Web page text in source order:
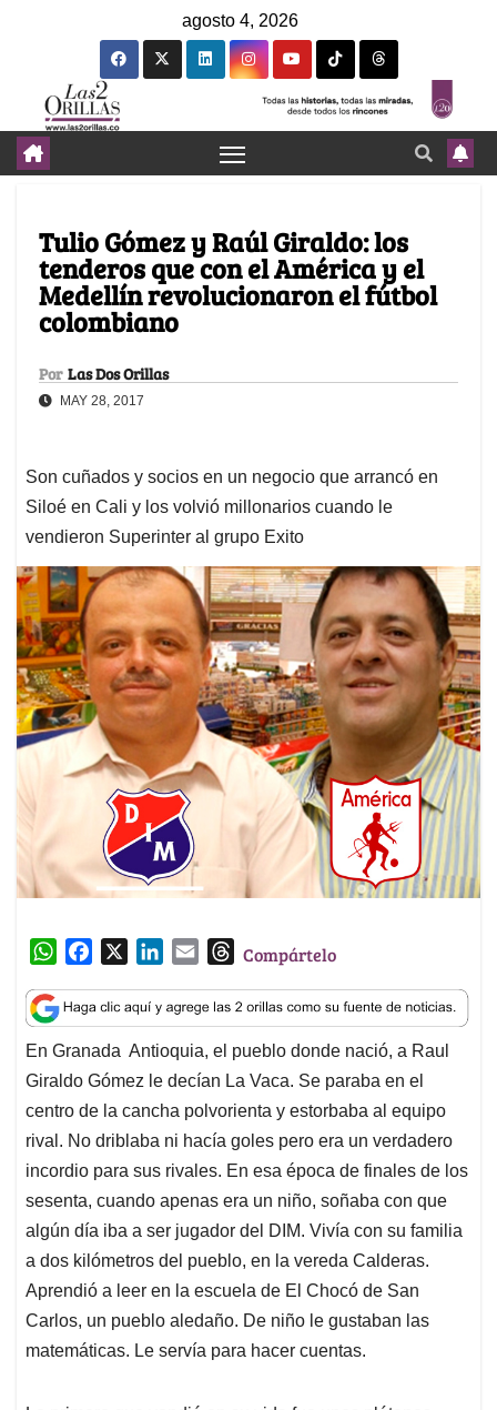
agosto 4, 2026
Tulio Gómez y Raúl Giraldo: los
tenderos que con el América y el
Medellín revolucionaron el fútbol
colombiano
Por Las Dos Orillas
MAY 28, 2017
Son cuñados y socios en un negocio que arrancó en
Siloé en Cali y los volvió millonarios cuando le
vendieron Superinter al grupo Exito
W
a
t
s
A
p
p
c
e
b
o
o
k
n
k
e
d
I
n
a
i
l
T
r
e
a
d
s
Compártelo
En Granada Antioquia, el pueblo donde nació, a Raul
Giraldo Gómez le decían La Vaca. Se paraba en el
centro de la cancha polvorienta y estorbaba al equipo
rival. No driblaba ni hacía goles pero era un verdadero
incordio para sus rivales. En esa época de finales de los
sesenta, cuando apenas era un niño, soñaba con que
algún día iba a ser jugador del DIM. Vivía con su familia
a dos kilómetros del pueblo, en la vereda Calderas.
Aprendió a leer en la escuela de El Chocó de San
Carlos, un pueblo aledaño. De niño le gustaban las
matemáticas. Le servía para hacer cuentas.